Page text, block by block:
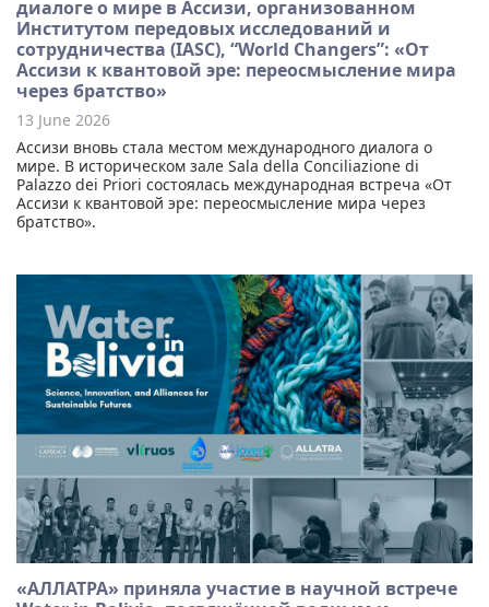
диалоге о мире в Ассизи, организованном
Институтом передовых исследований и
сотрудничества (IASC), “World Changers”: «От
Ассизи к квантовой эре: переосмысление мира
через братство»
13 June 2026
Ассизи вновь стала местом международного диалога о
мире. В историческом зале Sala della Conciliazione di
Palazzo dei Priori состоялась международная встреча «От
Ассизи к квантовой эре: переосмысление мира через
братство».
«АЛЛАТРА» приняла участие в научной встрече